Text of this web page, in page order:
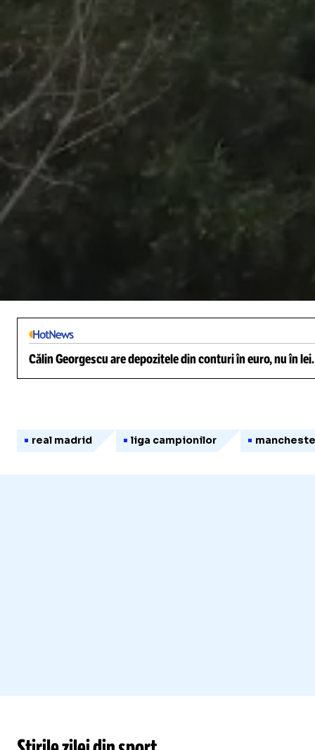
Călin Georgescu are depozitele din conturi în euro, nu în
real madrid liga campionilor